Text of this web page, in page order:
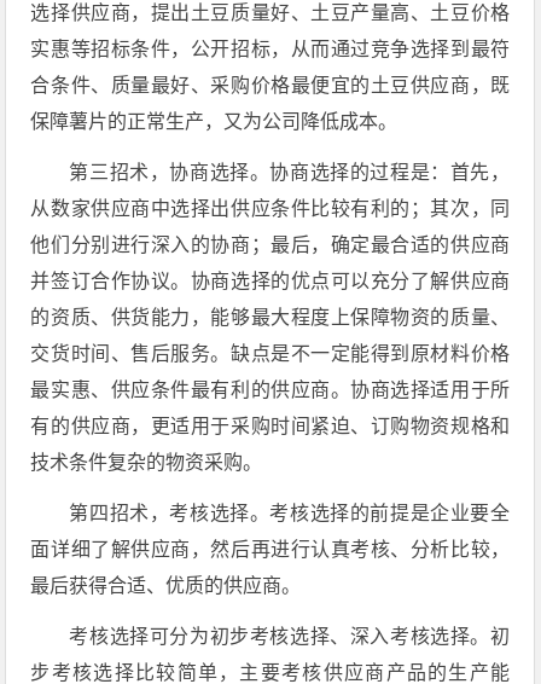
选择供应商，提出土豆质量好、土豆产量高、土豆价格
实惠等招标条件，公开招标，从而通过竞争选择到最符
合条件、质量最好、采购价格最便宜的土豆供应商，既
保障薯片的正常生产，又为公司降低成本。
第三招术，协商选择。协商选择的过程是：首先，
从数家供应商中选择出供应条件比较有利的；其次，同
他们分别进行深入的协商；最后，确定最合适的供应商
并签订合作协议。协商选择的优点可以充分了解供应商
的资质、供货能力，能够最大程度上保障物资的质量、
交货时间、售后服务。缺点是不一定能得到原材料价格
最实惠、供应条件最有利的供应商。协商选择适用于所
有的供应商，更适用于采购时间紧迫、订购物资规格和
技术条件复杂的物资采购。
第四招术，考核选择。考核选择的前提是企业要全
面详细了解供应商，然后再进行认真考核、分析比较，
最后获得合适、优质的供应商。
考核选择可分为初步考核选择、深入考核选择。初
步考核选择比较简单，主要考核供应商产品的生产能